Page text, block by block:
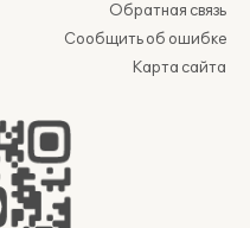
Обратная связь
Сообщить об ошибке
Карта сайта